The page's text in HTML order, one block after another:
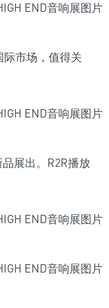
际市场，值得关
展出。R2R播放